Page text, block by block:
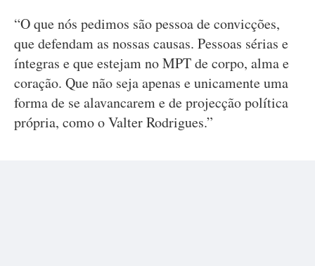
“O que nós pedimos são pessoa de convicções,
que defendam as nossas causas. Pessoas sérias e
íntegras e que estejam no MPT de corpo, alma e
coração. Que não seja apenas e unicamente uma
forma de se alavancarem e de projecção política
própria, como o Valter Rodrigues.”